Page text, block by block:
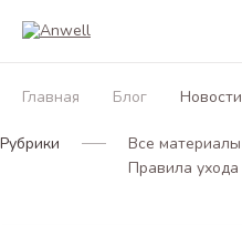
Главная Блог Новости
Рубрики Все материалы
Правила ухода